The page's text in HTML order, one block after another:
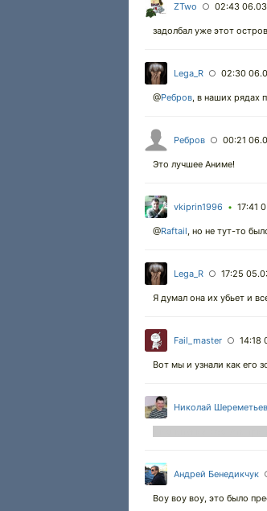
ZTwo ○ 02:43
задолбал уже этот остров
Lega_R ○ 02:30
@Ребров, в наших рядах
Ребров ○ 00:21
Это лучшее Аниме!
vkiprin1996 • 17:41
@Raftail, но не тут-то
Lega_R ○ 17:25
Я думал она их убьет и
Fail_master ○ 14:18
Вот мы и узнали как его
Николай Шереметьев
Андрей Бенедикчук
Воу воу воу, это было